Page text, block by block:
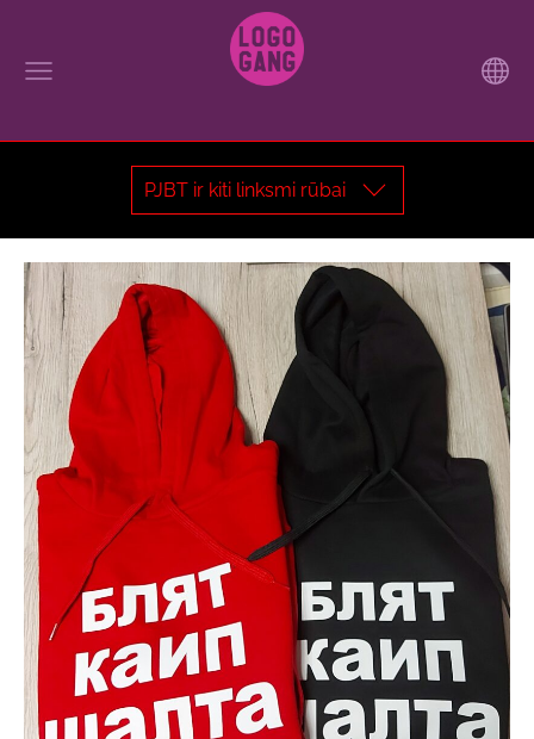
PJBT ir kiti linksmi rūbai